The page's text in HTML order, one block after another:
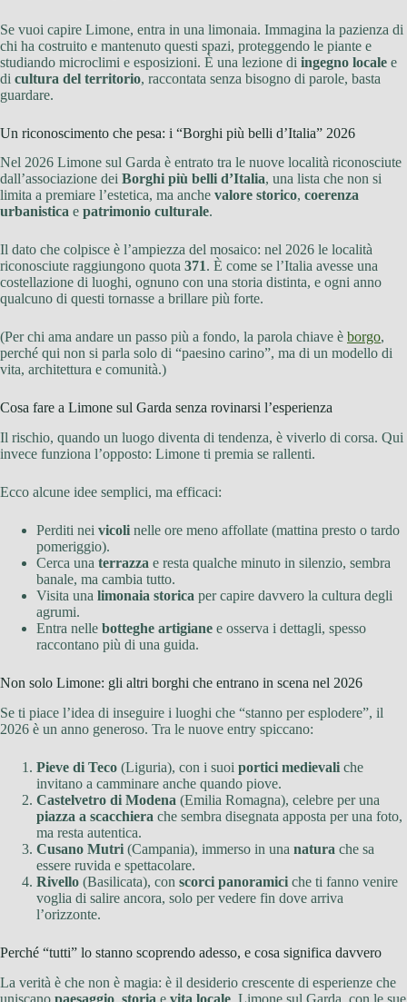
Se vuoi capire Limone, entra in una limonaia. Immagina la pazienza di
chi ha costruito e mantenuto questi spazi, proteggendo le piante e
studiando microclimi e esposizioni. È una lezione di ingegno locale e
di cultura del territorio, raccontata senza bisogno di parole, basta
guardare.
Un riconoscimento che pesa: i “Borghi più belli d’Italia” 2026
Nel 2026 Limone sul Garda è entrato tra le nuove località riconosciute
dall’associazione dei Borghi più belli d’Italia, una lista che non si
limita a premiare l’estetica, ma anche valore storico, coerenza
urbanistica e patrimonio culturale.
Il dato che colpisce è l’ampiezza del mosaico: nel 2026 le località
riconosciute raggiungono quota 371. È come se l’Italia avesse una
costellazione di luoghi, ognuno con una storia distinta, e ogni anno
qualcuno di questi tornasse a brillare più forte.
(Per chi ama andare un passo più a fondo, la parola chiave è borgo,
perché qui non si parla solo di “paesino carino”, ma di un modello di
vita, architettura e comunità.)
Cosa fare a Limone sul Garda senza rovinarsi l’esperienza
Il rischio, quando un luogo diventa di tendenza, è viverlo di corsa. Qui
invece funziona l’opposto: Limone ti premia se rallenti.
Ecco alcune idee semplici, ma efficaci:
Perditi nei vicoli nelle ore meno affollate (mattina presto o tardo
pomeriggio).
Cerca una terrazza e resta qualche minuto in silenzio, sembra
banale, ma cambia tutto.
Visita una limonaia storica per capire davvero la cultura degli
agrumi.
Entra nelle botteghe artigiane e osserva i dettagli, spesso
raccontano più di una guida.
Non solo Limone: gli altri borghi che entrano in scena nel 2026
Se ti piace l’idea di inseguire i luoghi che “stanno per esplodere”, il
2026 è un anno generoso. Tra le nuove entry spiccano:
Pieve di Teco (Liguria), con i suoi portici medievali che
invitano a camminare anche quando piove.
Castelvetro di Modena (Emilia Romagna), celebre per una
piazza a scacchiera che sembra disegnata apposta per una foto,
ma resta autentica.
Cusano Mutri (Campania), immerso in una natura che sa
essere ruvida e spettacolare.
Rivello (Basilicata), con scorci panoramici che ti fanno venire
voglia di salire ancora, solo per vedere fin dove arriva
l’orizzonte.
Perché “tutti” lo stanno scoprendo adesso, e cosa significa davvero
La verità è che non è magia: è il desiderio crescente di esperienze che
uniscano paesaggio storia e vita locale . Limone sul Garda, con le sue